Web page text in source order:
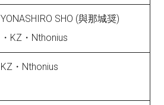
YONASHIRO SHO (與那城奨)
・KZ・Nthonius
KZ・Nthonius